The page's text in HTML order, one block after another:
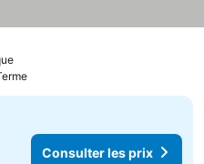
Consulter les prix
Consulter les prix